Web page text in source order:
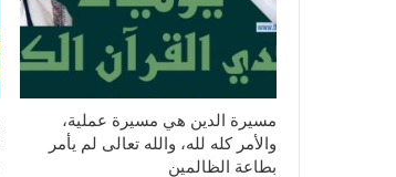
مسيرة الدين هي مسيرة عملية،
والأمر كله لله، والله تعالى لم يأمر
بطاعة الظالمين